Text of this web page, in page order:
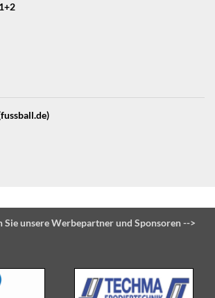
unsere Werbepartner und Sponsoren -->